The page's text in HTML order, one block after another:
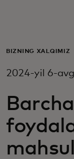
Biznes
BIZNING XALQIMIZ
2024-yil 6-